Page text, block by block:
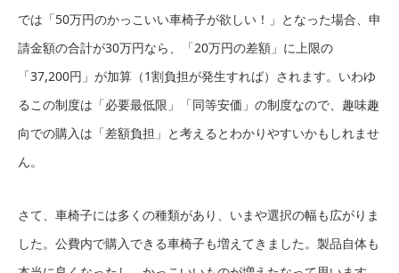
では「50万円のかっこいい車椅子が欲しい！」となった場合、申
請金額の合計が30万円なら、「20万円の差額」に上限の
「37,200円」が加算（1割負担が発生すれば）されます。いわゆ
るこの制度は「必要最低限」「同等安価」の制度なので、趣味趣
向での購入は「差額負担」と考えるとわかりやすいかもしれませ
ん。
さて、車椅子には多くの種類があり、いまや選択の幅も広がりま
した。公費内で購入できる車椅子も増えてきました。製品自体も